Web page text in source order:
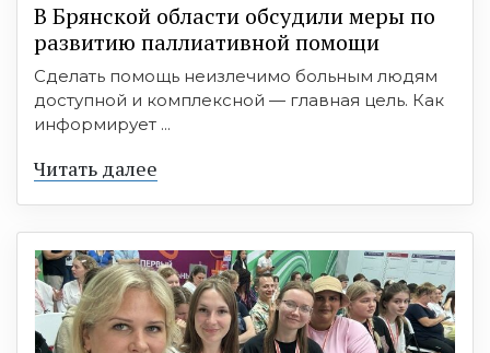
В Брянской области обсудили меры по
развитию паллиативной помощи
Сделать помощь неизлечимо больным людям
доступной и комплексной — главная цель. Как
информирует ...
Читать далее